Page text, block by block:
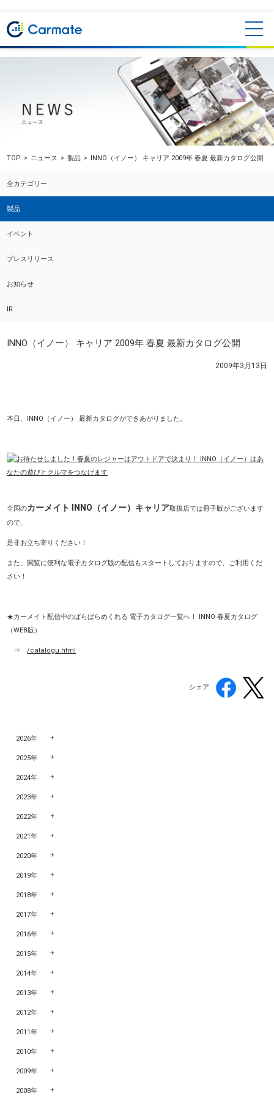
TOP ニュース 製品 INNO（イノー） キャリア 2009年 春夏 最新カタログ公開
全カテゴリー
製品
イベント
プレスリリース
お知らせ
IR
INNO（イノー） キャリア 2009年 春夏 最新カタログ公開
2009年3月13日
本日、INNO（イノー） 最新カタログができあがりました。
全国のカーメイト INNO（イノー）キャリア取扱店では冊子版がございます
ので、
是非お立ち寄りください！
また、閲覧に便利な電子カタログ版の配信もスタートしておりますので、ご利用くだ
さい！
★カーメイト配信中のぱらぱらめくれる 電子カタログ一覧へ！ INNO 春夏カタログ
（WEB版）
⇒/catalogu.html
シェア
2026年
2025年
2024年
2023年
2022年
2021年
2020年
2019年
2018年
2017年
2016年
2015年
2014年
2013年
2012年
2011年
2010年
2009年
2008年